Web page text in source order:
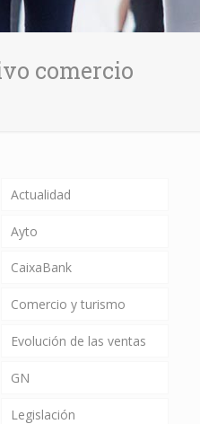
comercio
Actualidad
Ayto
CaixaBank
Comercio y turismo
Evolución de las ventas
GN
Legislación